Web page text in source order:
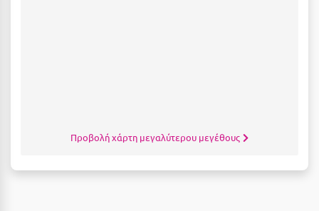
Προβολή χάρτη μεγαλύτερου μεγέθους